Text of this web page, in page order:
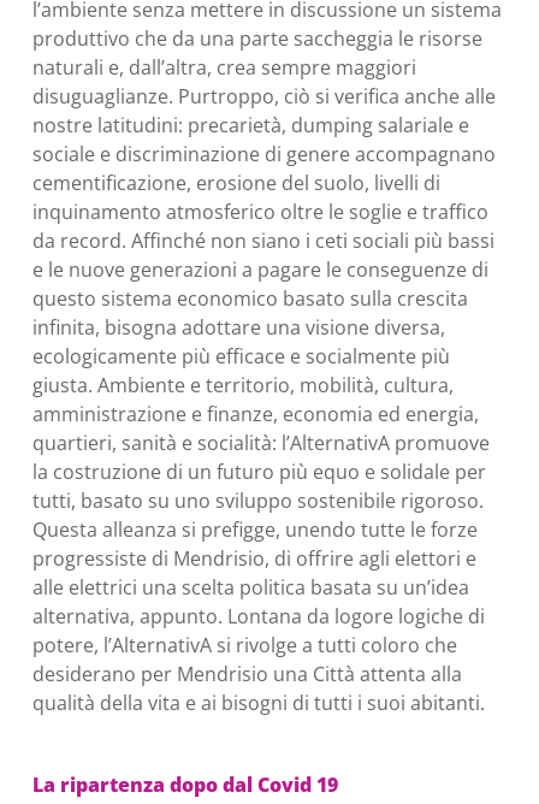
l’ambiente senza mettere in discussione un sistema
produttivo che da una parte saccheggia le risorse
naturali e, dall’altra, crea sempre maggiori
disuguaglianze. Purtroppo, ciò si verifica anche alle
nostre latitudini: precarietà, dumping salariale e
sociale e discriminazione di genere accompagnano
cementificazione, erosione del suolo, livelli di
inquinamento atmosferico oltre le soglie e traffico
da record. Affinché non siano i ceti sociali più bassi
e le nuove generazioni a pagare le conseguenze di
questo sistema economico basato sulla crescita
infinita, bisogna adottare una visione diversa,
ecologicamente più efficace e socialmente più
giusta. Ambiente e territorio, mobilità, cultura,
amministrazione e finanze, economia ed energia,
quartieri, sanità e socialità: l’AlternativA promuove
la costruzione di un futuro più equo e solidale per
tutti, basato su uno sviluppo sostenibile rigoroso.
Questa alleanza si prefigge, unendo tutte le forze
progressiste di Mendrisio, di offrire agli elettori e
alle elettrici una scelta politica basata su un’idea
alternativa, appunto. Lontana da logore logiche di
potere, l’AlternativA si rivolge a tutti coloro che
desiderano per Mendrisio una Città attenta alla
qualità della vita e ai bisogni di tutti i suoi abitanti.
La ripartenza dopo dal Covid 19